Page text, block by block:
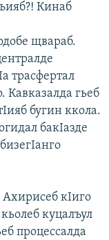
Кинаб
щвараб.
трасфертал
Кавказалда гьеб
бугин ккола.
бакIазде
Ахирисеб кIиго
куцалъул
процессалда